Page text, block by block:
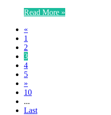
Read More »
«
1
2
3
4
5
»
10
...
Last